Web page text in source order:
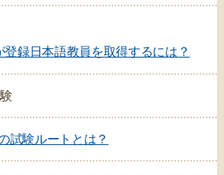
録日本語教員を取得するには？
試験ルートとは？